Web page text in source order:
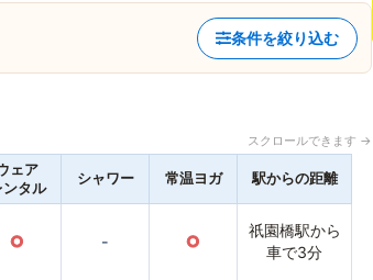
条件を絞り込む
スクロールできます →
ェア
ンタル
シャワー 常温ヨガ 駅からの距離
○ - ○
祇園橋駅から
車で3分